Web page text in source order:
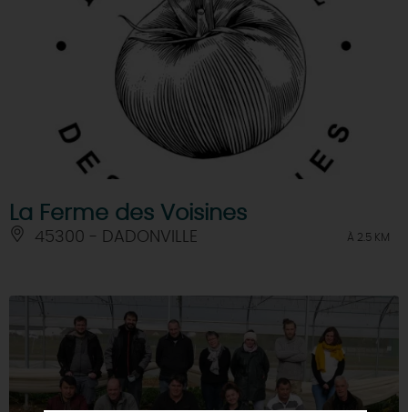
La Ferme des Voisines
45300 - DADONVILLE À 2.5 KM